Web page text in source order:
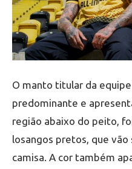
O manto titular da
predominante e
região abaixo do peito,
losangos pretos, que vão
camisa. A cor também